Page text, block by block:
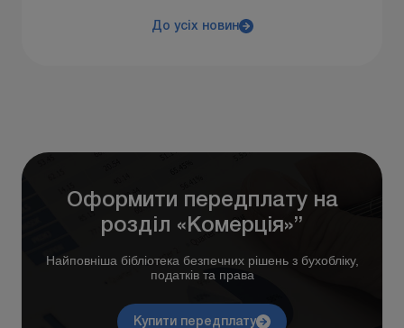
До усіх новин
Оформити передплату на
розділ «Комерція»”
Найповніша бібліотека безпечних рішень з бухобліку,
податків та права
Купити передплату